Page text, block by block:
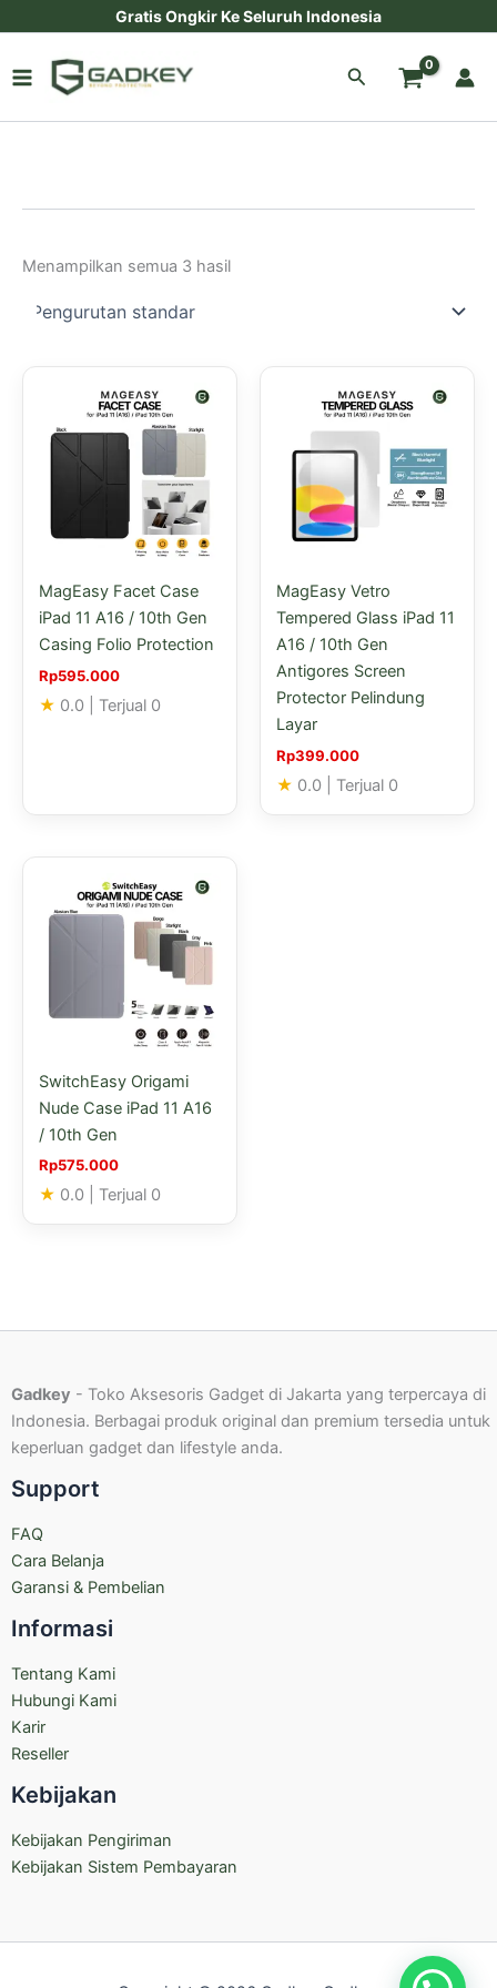
ke
konten
Gratis Ongkir Ke Seluruh Indonesia
Cari
Menampilkan semua 3 hasil
MagEasy Facet Case
iPad 11 A16 / 10th Gen
Casing Folio Protection
Rp595.000
memiliki
beberapa
ini
diambil
di
halaman
produk
★ 0.0 | Terjual 0
MagEasy Vetro
Tempered Glass iPad 11
A16 / 10th Gen
Antigores Screen
Protector Pelindung
Layar
Rp399.000
★ 0.0 | Terjual 0
SwitchEasy Origami
Nude Case iPad 11 A16
/ 10th Gen
Rp575.000
memiliki
diambil
di
halaman
produk
★ 0.0 | Terjual 0
Gadkey - Toko Aksesoris Gadget di Jakarta yang terpercaya di
Indonesia. Berbagai produk original dan premium tersedia untuk
keperluan gadget dan lifestyle anda.
Support
FAQ
Cara Belanja
Garansi & Pembelian
Informasi
Tentang Kami
Hubungi Kami
Karir
Reseller
Kebijakan
Kebijakan Pengiriman
Kebijakan Sistem Pembayaran